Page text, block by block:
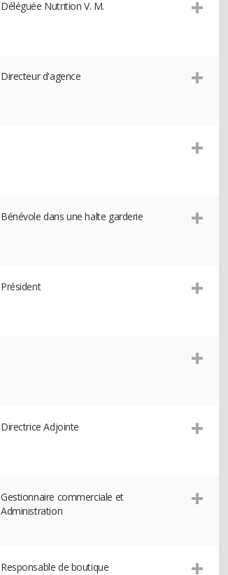
Déléguée Nutrition V. M.
Directeur d'agence
Bénévole dans une halte garderie
Président
Directrice Adjointe
Gestionnaire commerciale et
Administration
Responsable de boutique